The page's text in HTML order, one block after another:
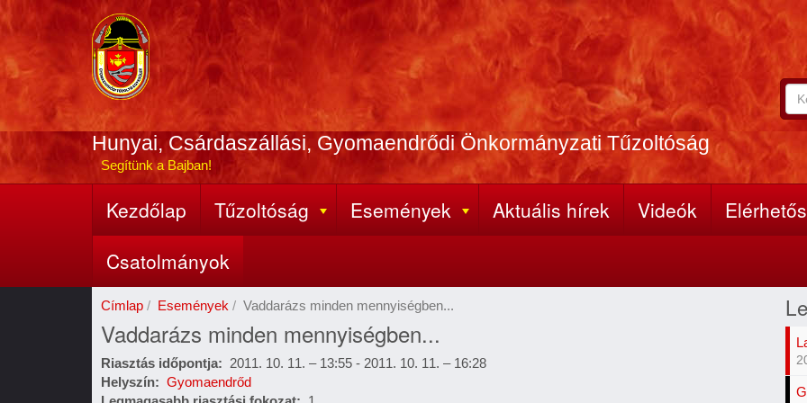
Ugrás
a
tartalomra
Hunyai, Csárdaszállási, Gyomaendrődi Önkormányzati Tűzoltóság
Segítünk a Bajban!
A
Fő
navigáció
Kezdőlap Tűzoltóság Események Aktuális hírek Videók
Csatolmányok
Címlap Események Vaddarázs minden mennyiségben...
Vaddarázs minden mennyiségben...
Riasztás időpontja 2011. 10. 11. – 13:55- 2011. 10. 11. – 16:28
Helyszín
Gyomaendrőd